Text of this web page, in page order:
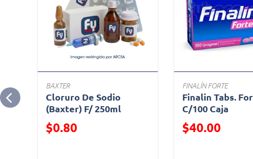
BAXTER
Cloruro De Sodio
(Baxter) F/ 250ml
Precio reducido de
$0.80
FINALÍN FORTE
Finalin Tabs.
C/100 Caja
Precio reducido de
$40.00